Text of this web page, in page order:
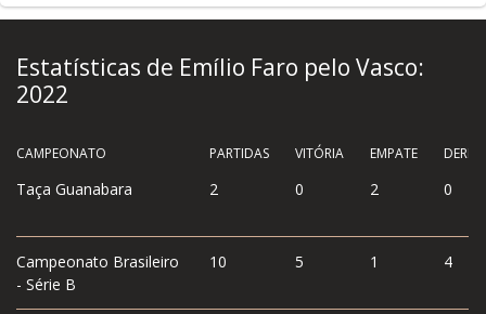
Estatísticas de Emílio Faro pelo Vasco:
2022
CAMPEONATO
Taça Guanabara
Campeonato Brasileiro
- Série B
PARTIDAS VITÓRIA EMPATE
2 0 2 0
10 5 1 4